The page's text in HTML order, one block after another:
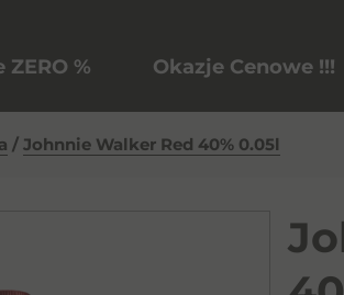
% Okazje Cenowe !!!
/ Johnnie Walker Red 40% 0.05l